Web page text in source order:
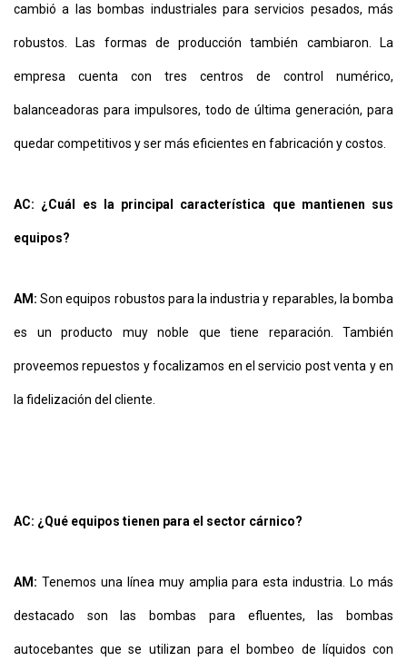
cambió a las bombas industriales para servicios pesados, más
robustos. Las formas de producción también cambiaron. La
empresa cuenta con tres centros de control numérico,
balanceadoras para impulsores, todo de última generación, para
quedar competitivos y ser más eficientes en fabricación y costos.
AC: ¿Cuál es la principal característica que mantienen sus
equipos?
AM: Son equipos robustos para la industria y reparables, la bomba
es un producto muy noble que tiene reparación. También
proveemos repuestos y focalizamos en el servicio post venta y en
la fidelización del cliente.
AC: ¿Qué equipos tienen para el sector cárnico?
AM: Tenemos una línea muy amplia para esta industria. Lo más
destacado son las bombas para efluentes, las bombas
autocebantes que se utilizan para el bombeo de líquidos con